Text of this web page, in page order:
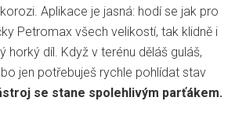
Aplikace je jasná: hodí se jak pro
Petromax všech velikostí, tak klidně i
horký díl. Když v terénu děláš guláš,
jen potřebuješ rychle pohlídat stav
se stane spolehlivým parťákem.